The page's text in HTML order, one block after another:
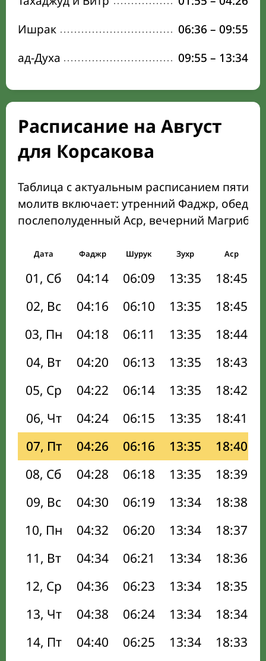
Ишрак
06:36 – 09:55
ад-Духа
09:55 – 13:34
Расписание на Август
для Корсакова
Таблица с актуальным расписанием пяти
молитв включает: утренний Фаджр,
послеполуденный Аср, вечерний Магриб
Дата Фаджр Шурук Зухр Аср
01, Сб 04:14 06:09 13:35 18:45
02, Вс
04:16 06:10 13:35 18:45
03, Пн
04:18 06:11 13:35 18:44
04, Вт
04:20 06:13 13:35 18:43
05, Ср
04:22 06:14 13:35 18:42
06, Чт
04:24 06:15 13:35 18:41
07, Пт
04:26 06:16 13:35 18:40
08, Сб
04:28 06:18 13:35 18:39
09, Вс
04:30 06:19 13:34 18:38
10, Пн
04:32 06:20 13:34 18:37
11, Вт
04:34 06:21 13:34 18:36
12, Ср
04:36 06:23 13:34 18:35
13, Чт
04:38 06:24 13:34 18:34
14, Пт
04:40 06:25 13:34 18:33